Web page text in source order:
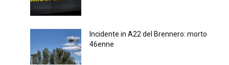
Incidente in A22 del Brennero: morto
46enne